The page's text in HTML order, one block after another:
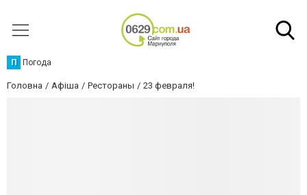
П Погода
Головна Афіша Рестораны 23 февраля!